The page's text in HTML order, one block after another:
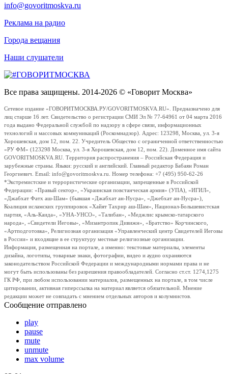
info@govoritmoskva.ru
Реклама на радио
Города вещания
Наши слушатели
Все права защищены. 2014-2026 © «Говорит Москва»
Сетевое издание «ГОВОРИТМОСКВА.РУ/GOVORITMOSKVA.RU». Предназначено для
лиц старше 16 лет. Свидетельство о регистрации СМИ Эл № 77-64961 от 04 марта 2016
года выдано Федеральной службой по надзору в сфере связи, информационных
технологий и массовых коммуникаций (Роскомнадзор). Адрес: 123298, Москва, ул. 3-я
Хорошевская, дом 12, пом. 22. Учредитель Общество с ограниченной ответственностью
«РУ ФМ» (123298 Москва, ул. 3-я Хорошевская, дом 12, пом. 22). Доменное имя сайта
GOVORITMOSKVA.RU. Территория распространения – Российская Федерация и
зарубежные страны. Языки: русский и английский. Главный редактор Бабаян Роман
Георгиевич. Email: info@govoritmoskva.ru. Номер телефона: +7 (495) 950-62-26
*Экстремистские и террористические организации, запрещенные в Российской
Федерации: «Правый сектор», «Украинская повстанческая армия» (УПА), «ИГИЛ»,
«Джабхат Фатх аш-Шам» (бывшая «Джабхат ан-Нусра», «Джебхат ан-Нусра»),
Коалиция исламских группировок «Хайят Тахрир аш-Шам», Национал-Большевистская
партия, «Аль-Каида», «УНА-УНСО», «Талибан», «Меджлис крымско-татарского
народа», «Свидетели Иеговы», «Мизантропик Дивижн», «Братство» Корчинского,
«Артподготовка», Религиозная организация «Управленческий центр Свидетелей Иеговы
в России» и входящие в ее структуру местные религиозные организации.
Информация, размещенная на портале, а именно: текстовые материалы, элементы
дизайна, логотипы, товарные знаки, фотографии, видео и аудио охраняются
законодательством Российской Федерации и международными нормами права и не
могут быть использованы без разрешения правообладателей. Согласно ст.ст. 1274,1275
ГК РФ, при любом использовании материалов, размещенных на портале, в том числе
цитировании, активная гиперссылка на материал является обязательной. Мнение
редакции может не совпадать с мнением отдельных авторов и колумнистов.
Сообщение отправлено
play
pause
mute
unmute
max volume